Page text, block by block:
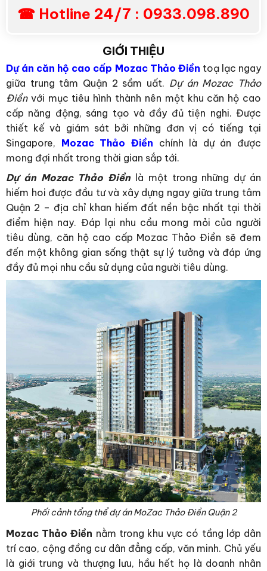
☎ Hotline 24/7 : 0933.098.890
GIỚI THIỆU
Dự án căn hộ cao cấp Mozac Thảo Điền toạ lạc ngay
giữa trung tâm Quận 2 sầm uất. Dự án Mozac Thảo
Điềnvới mục tiêu hình thành nên một khu căn hộ cao
cấp năng động, sáng tạo và đầy đủ tiện nghi. Được
thiết kế và giám sát bởi những đơn vị có tiếng tại
Singapore, Mozac Thảo Điền chính là dự án được
mong đợi nhất trong thời gian sắp tới.
Dự án Mozac Thảo Điền
là một trong những dự án
hiếm hoi được đầu tư và xây dựng ngay giữa trung tâm
Quận 2 – địa chỉ khan hiếm đất nền bậc nhất tại thời
điểm hiện nay. Đáp lại nhu cầu mong mỏi của người
tiêu dùng, căn hộ cao cấp Mozac Thảo Điền sẽ đem
đến một không gian sống thật sự lý tưởng và đáp ứng
đầy đủ mọi nhu cầu sử dụng của người tiêu dùng.
Phối cảnh tổng thể dự án MoZac Thảo Điền Quận 2
Mozac Thảo Điền nằm trong khu vực có tầng lớp dân
trí cao, cộng đồng cư dân đẳng cấp, văn minh. Chủ yếu
là giới trung và thượng lưu, hầu hết họ là doanh nhân